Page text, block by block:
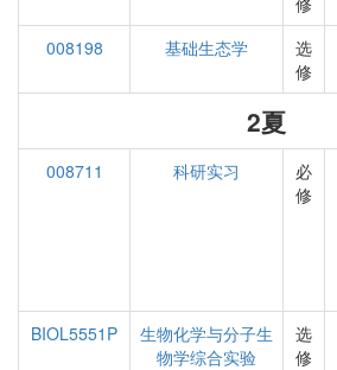
008198
基础生态学
选
修
2夏
008711 科研实习
必
修
BIOL5551P
生物化学与分子生
物学综合实验
选
修